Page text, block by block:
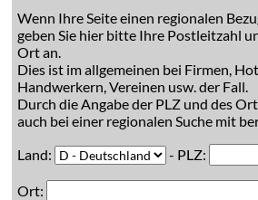
Wenn Ihre Seite einen regionalen
geben Sie hier bitte Ihre Postleitzahl
Ort an.
Dies ist im allgemeinen bei Firmen,
Handwerkern, Vereinen usw. der Fall.
Durch die Angabe der PLZ und des
auch bei einer regionalen Suche mit
Land:
- PLZ:
Ort: